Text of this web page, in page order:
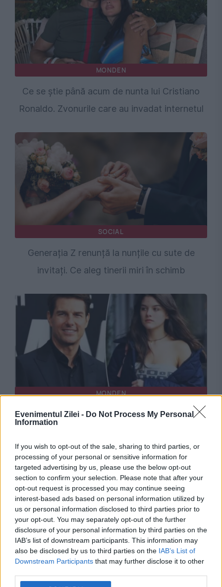
Evenimentul Zilei - Do Not Process My Personal
Information
If you wish to opt-out of the sale, sharing to third parties, or
processing of your personal or sensitive information for
targeted advertising by us, please use the below opt-out
section to confirm your selection. Please note that after your
opt-out request is processed you may continue seeing
interest-based ads based on personal information utilized by
us or personal information disclosed to third parties prior to
your opt-out. You may separately opt-out of the further
disclosure of your personal information by third parties on the
IAB’s list of downstream participants. This information may
also be disclosed by us to third parties on the IAB’s List of
Downstream Participants that may further disclose it to other
MONDEN
Ce se știe până acum de nunta lui Cristiano
Ronaldo. Zvonurile care au invadat internetul
SOCIAL
Generația Z renunță la nunțile cu sute de
invitați. Ce aleg tinerii miri în schimb
MONDEN
Suri, fiica lui Tom Cruise, renunță la numele
Stiri calde
00:20-Evoluția lui pește prăjit: de la Topor la
profesorul de ”finanțe comportamentale”
23:55-Destinația turistică mortală: locul din Europa
unde peste o sută de turiști își pierd viața în fiecare